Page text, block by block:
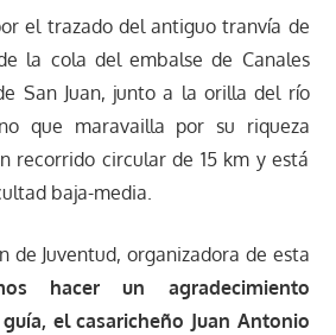
el trazado del antiguo tranvía de
la cola del embalse de Canales
San Juan, junto a la orilla del río
que maravailla por su riqueza
recorrido circular de 15 km y está
baja-media.
de Juventud, organizadora de esta
hacer un agradecimiento
el casaricheño Juan Antonio